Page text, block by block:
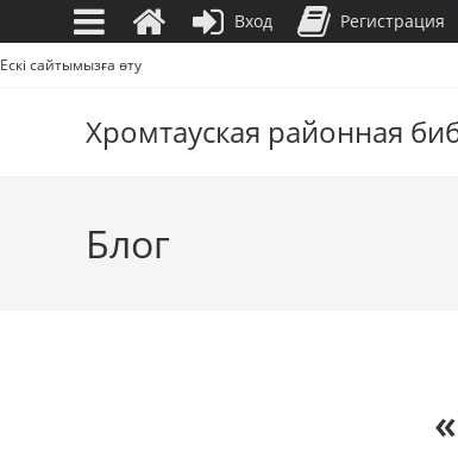
Перейти
Ескі сайтымызға өту
Хромтауская районная
Блог
Вход Регистрация